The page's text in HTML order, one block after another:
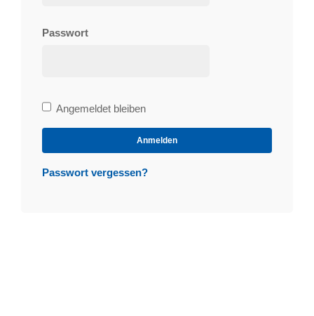
Passwort
Bleibe
angemeldet
Angemeldet bleiben
Anmelden
Passwort vergessen?